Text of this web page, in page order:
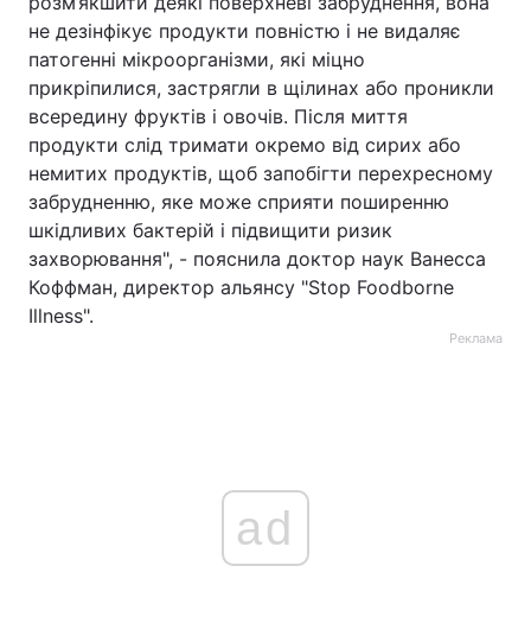
не дезінфікує продукти повністю і не видаляє
патогенні мікроорганізми, які міцно
прикріпилися, застрягли в щілинах або проникли
всередину фруктів і овочів. Після миття
продукти слід тримати окремо від сирих або
немитих продуктів, щоб запобігти перехресному
забрудненню, яке може сприяти поширенню
шкідливих бактерій і підвищити ризик
захворювання", - пояснила доктор наук Ванесса
Коффман, директор альянсу "Stop Foodborne
Illness".
Реклама
ad